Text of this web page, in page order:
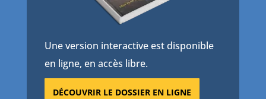
Une version interactive est disponible
en ligne, en accès libre.
DÉCOUVRIR LE DOSSIER EN LIGNE